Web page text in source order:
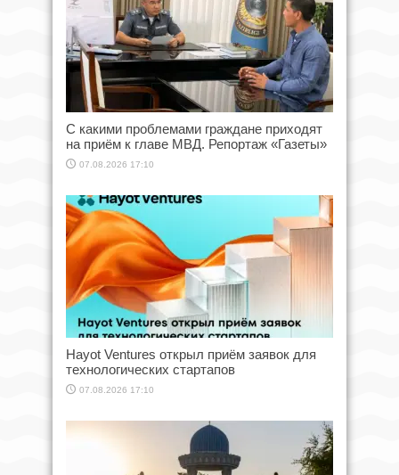
С какими проблемами граждане приходят
на приём к главе МВД. Репортаж «Газеты»
07.08.2026 17:10
Hayot Ventures открыл приём заявок для
технологических стартапов
07.08.2026 17:10